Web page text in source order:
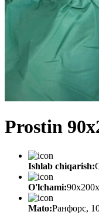
Prostin
Ishlab chiqarish:
O'lchami:
Mato:Ранфорс,